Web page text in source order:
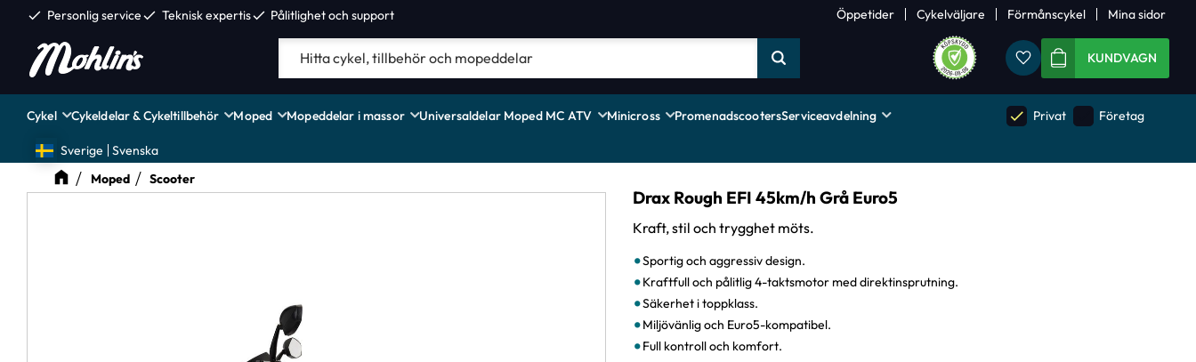
check Personlig servicecheck Teknisk expertischeck Pålitlighet och support Öppetider Cykelväljare Förmånscykel Mina sidor
FavoriterKUNDVAGN
Cykel Cykeldelar & Cykeltillbehör Moped Mopeddelar i massor Universaldelar Moped MC ATV Minicross PromenadscootersServiceavdelning done Privat Företag
Sverige
Svenska
Moped
Scooter
Drax Rough EFI 45km/h Grå Euro5
Kraft, stil och trygghet möts.
Sportig och aggressiv design.
Kraftfull och pålitlig 4-taktsmotor med direktinsprutning.
Säkerhet i toppklass.
Miljövänlig och Euro5-kompatibel.
Full kontroll och komfort.